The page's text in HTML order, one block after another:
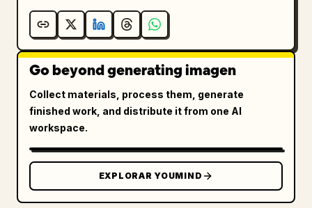
Go beyond generating imagen
Collect materials, process them, generate
finished work, and distribute it from one AI
workspace.
EXPLORAR YOUMIND